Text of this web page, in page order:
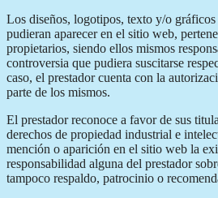
Los diseños, logotipos, texto y/o
pudieran aparecer en el sitio web,
propietarios, siendo ellos mismos
controversia que pudiera suscitarse
caso, el prestador cuenta con la
parte de los mismos.
El prestador reconoce a favor de sus
derechos de propiedad industrial e
mención o aparición en el sitio web la
responsabilidad alguna del prestador
tampoco respaldo, patrocinio o